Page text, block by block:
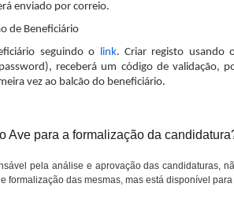
enviado por correio.
de Beneficiário
seguindo o link. Criar registo usando
receberá um código de validação,
vez ao balcão do beneficiário.
Ave para a formalização da
pela análise e aprovação das candidaturas,
formalização das mesmas, mas está disponível para